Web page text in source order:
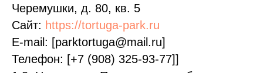
Черемушки, д. 80, кв. 5
Сайт: https://tortuga-park.ru
E-mail: [parktortuga@mail.ru]
Телефон: [+7 (908) 325-93-77]]